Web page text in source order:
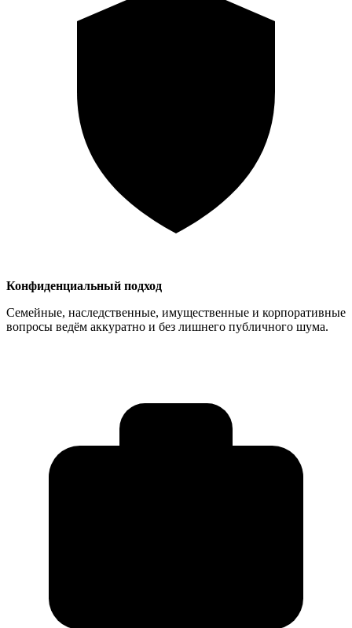
Конфиденциальный подход
Семейные, наследственные, имущественные и корпоративные
вопросы ведём аккуратно и без лишнего публичного шума.